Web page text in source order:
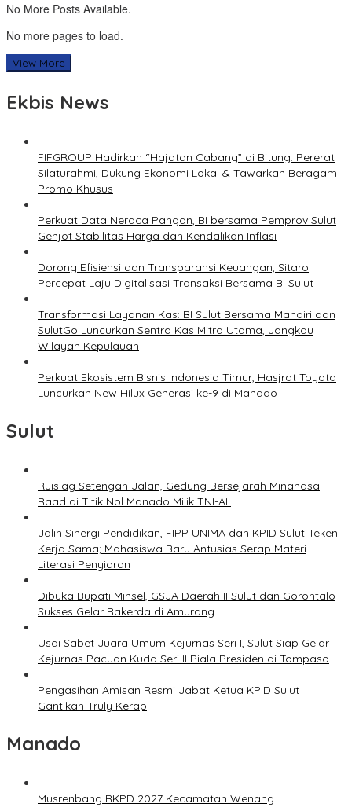
No More Posts Available.
No more pages to load.
View More
Ekbis News
FIFGROUP Hadirkan “Hajatan Cabang” di Bitung: Pererat
Silaturahmi, Dukung Ekonomi Lokal & Tawarkan Beragam
Promo Khusus
Perkuat Data Neraca Pangan, BI bersama Pemprov Sulut
Genjot Stabilitas Harga dan Kendalikan Inflasi
Dorong Efisiensi dan Transparansi Keuangan, Sitaro
Percepat Laju Digitalisasi Transaksi Bersama BI Sulut
Transformasi Layanan Kas: BI Sulut Bersama Mandiri dan
SulutGo Luncurkan Sentra Kas Mitra Utama, Jangkau
Wilayah Kepulauan
Perkuat Ekosistem Bisnis Indonesia Timur, Hasjrat Toyota
Luncurkan New Hilux Generasi ke-9 di Manado
Sulut
Ruislag Setengah Jalan, Gedung Bersejarah Minahasa
Raad di Titik Nol Manado Milik TNI-AL
Jalin Sinergi Pendidikan, FIPP UNIMA dan KPID Sulut Teken
Kerja Sama; Mahasiswa Baru Antusias Serap Materi
Literasi Penyiaran
Dibuka Bupati Minsel, GSJA Daerah II Sulut dan Gorontalo
Sukses Gelar Rakerda di Amurang
Usai Sabet Juara Umum Kejurnas Seri I, Sulut Siap Gelar
Kejurnas Pacuan Kuda Seri II Piala Presiden di Tompaso
Pengasihan Amisan Resmi Jabat Ketua KPID Sulut
Gantikan Truly Kerap
Manado
Musrenbang RKPD 2027 Kecamatan Wenang